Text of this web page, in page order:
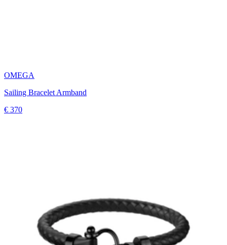
OMEGA
Sailing Bracelet Armband
€ 370